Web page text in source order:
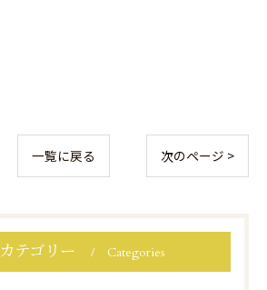
一覧に戻る 次のページ >
カテゴリー Categories